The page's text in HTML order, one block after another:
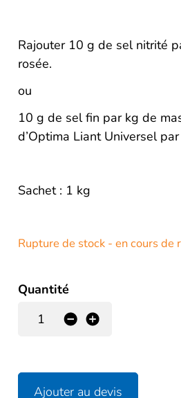
Rajouter 10 g de sel nitrité
rosée.
ou
10 g de sel fin par kg de
d’Optima Liant Universel
Sachet : 1 kg
Rupture de stock - en cours de
Quantité
+
-
Ajouter au devis